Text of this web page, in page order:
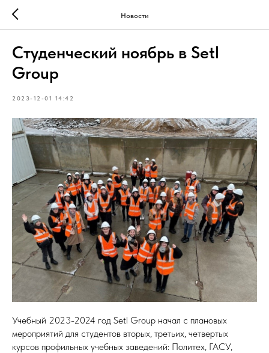
Новости
Студенческий ноябрь в Setl
Group
2023-12-01 14:42
Учебный 2023-2024 год Setl Group начал с плановых
мероприятий для студентов вторых, третьих, четвертых
курсов профильных учебных заведений: Политех, ГАСУ,